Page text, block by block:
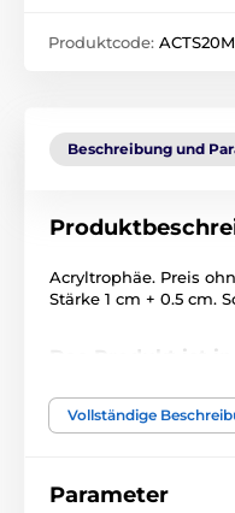
Produktcode:
Beschreibung und
Acryltrophäe. Preis
Stärke 1 cm + 0.5 cm.
Das Produkt ist
Langlauf
Acryltrophäen
Vollständige
Parameter